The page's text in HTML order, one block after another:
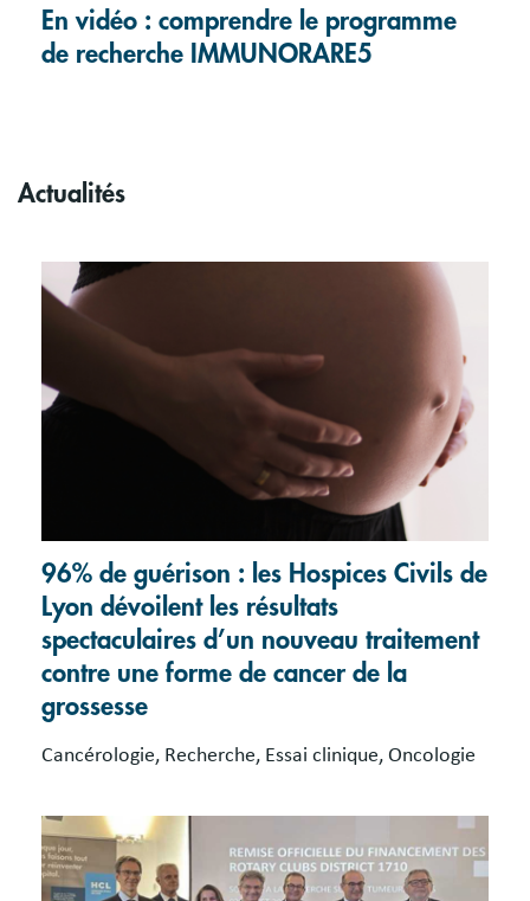
En vidéo : comprendre le programme
de recherche IMMUNORARE5
Actualités
96% de guérison : les Hospices Civils de
Lyon dévoilent les résultats
spectaculaires d’un nouveau traitement
contre une forme de cancer de la
grossesse
Cancérologie, Recherche, Essai clinique, Oncologie